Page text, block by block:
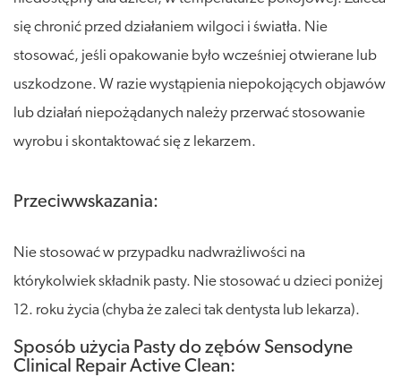
się chronić przed działaniem wilgoci i światła. Nie
stosować, jeśli opakowanie było wcześniej otwierane lub
uszkodzone. W razie wystąpienia niepokojących objawów
lub działań niepożądanych należy przerwać stosowanie
wyrobu i skontaktować się z lekarzem.
Przeciwwskazania:
Nie stosować w przypadku nadwrażliwości na
którykolwiek składnik pasty. Nie stosować u dzieci poniżej
12. roku życia (chyba że zaleci tak dentysta lub lekarza).
Sposób użycia Pasty do zębów Sensodyne
Clinical Repair Active Clean: